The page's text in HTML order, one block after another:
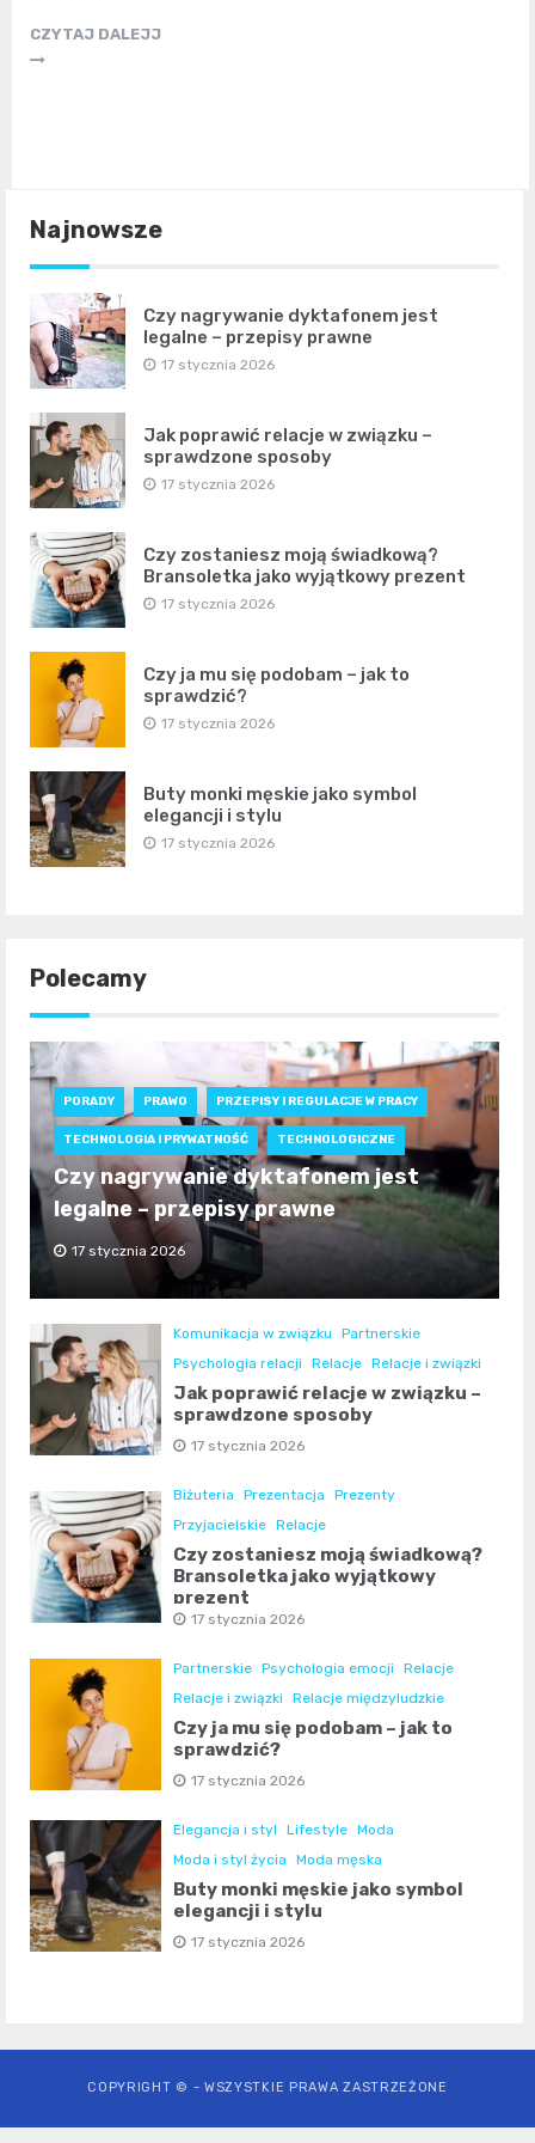
CZYTAJ DALEJJ
Najnowsze
Czy nagrywanie dyktafonem jest
legalne – przepisy prawne
17 stycznia 2026
Jak poprawić relacje w związku –
sprawdzone sposoby
17 stycznia 2026
Czy zostaniesz moją świadkową?
Bransoletka jako wyjątkowy prezent
17 stycznia 2026
Czy ja mu się podobam – jak to
sprawdzić?
17 stycznia 2026
Buty monki męskie jako symbol
elegancji i stylu
17 stycznia 2026
Polecamy
PORADY PRAWO PRZEPISY I REGULACJE W PRACY
TECHNOLOGIA I PRYWATNOŚĆ TECHNOLOGICZNE
Czy nagrywanie dyktafonem jest
legalne – przepisy prawne
17 stycznia 2026
Komunikacja w związku
Partnerskie
Psychologia relacji
Relacje Relacje i związki
Jak poprawić relacje w związku –
sprawdzone sposoby
17 stycznia 2026
Biżuteria Prezentacja
Prezenty
Przyjacielskie Relacje
Czy zostaniesz moją świadkową?
Bransoletka jako wyjątkowy
prezent
17 stycznia 2026
Partnerskie Psychologia emocji
Relacje
Relacje i związki
Relacje międzyludzkie
Czy ja mu się podobam – jak to
sprawdzić?
17 stycznia 2026
Elegancja i styl Lifestyle Moda
Moda i styl życia
Moda męska
Buty monki męskie jako symbol
elegancji i stylu
17 stycznia 2026
COPYRIGHT © - WSZYSTKIE PRAWA ZASTRZEŻONE